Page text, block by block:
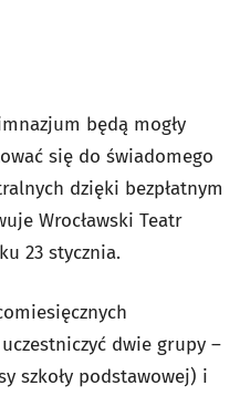
będą mogły
się do świadomego
dzięki bezpłatnym
Wrocławski Teatr
23 stycznia.
dwie grupy –
szkoły podstawowej) i